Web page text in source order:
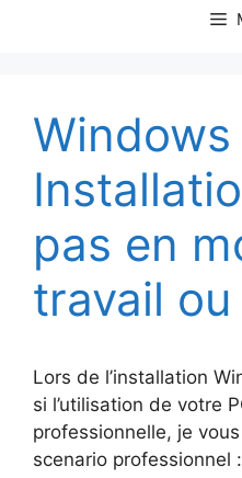
Windows
pas en
travail
Lors de l’installation
si l’utilisation de votre
professionnelle, je
scenario professionnel :